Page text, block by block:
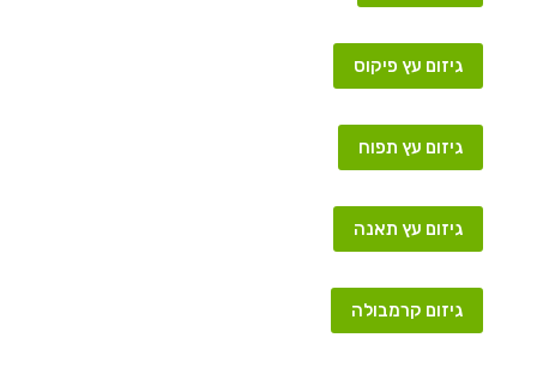
גיזום עץ פיקוס
גיזום עץ תפוח
גיזום עץ תאנה
גיזום קרמבולה